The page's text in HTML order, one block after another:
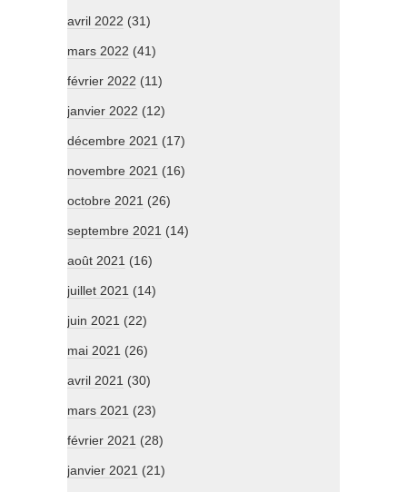
avril 2022 (31)
mars 2022 (41)
février 2022 (11)
janvier 2022 (12)
décembre 2021 (17)
novembre 2021 (16)
octobre 2021 (26)
septembre 2021 (14)
août 2021 (16)
juillet 2021 (14)
juin 2021 (22)
mai 2021 (26)
avril 2021 (30)
mars 2021 (23)
février 2021 (28)
janvier 2021 (21)